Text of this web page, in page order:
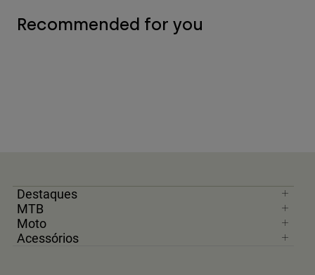
Recommended for you
Destaques
MTB
Moto
Acessórios